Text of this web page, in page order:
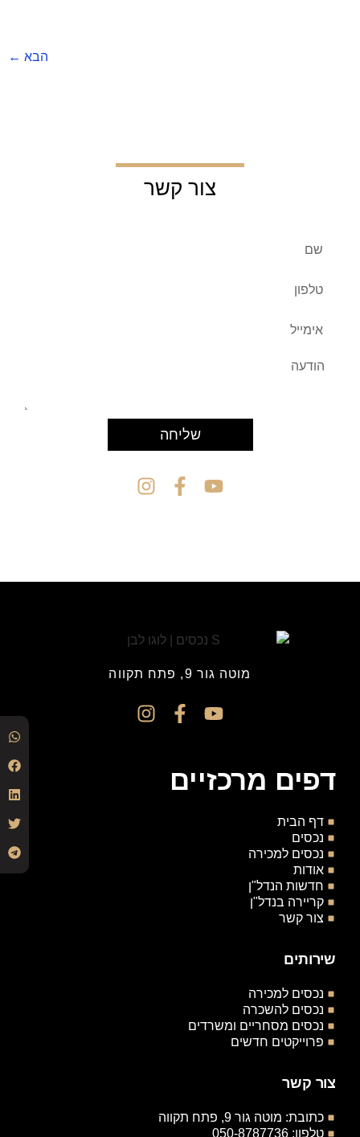
הבא ←
צור קשר
שליחה
מוטה גור 9, פתח תקווה
דפים מרכזיים
דף הבית
נכסים
נכסים למכירה
אודות
חדשות הנדל"ן
קריירה בנדל"ן
צור קשר
שירותים
נכסים למכירה
נכסים להשכרה
נכסים מסחריים ומשרדים
פרוייקטים חדשים
צור קשר
כתובת: מוטה גור 9, פתח תקווה
טלפון: 050-8787736